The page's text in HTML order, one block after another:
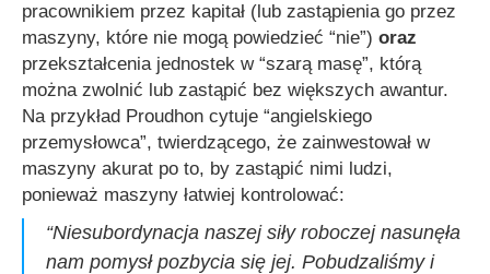
pracownikiem przez kapitał (lub zastąpienia go przez
maszyny, które nie mogą powiedzieć “nie”) oraz
przekształcenia jednostek w “szarą masę”, którą
można zwolnić lub zastąpić bez większych awantur.
Na przykład Proudhon cytuje “angielskiego
przemysłowca”, twierdzącego, że zainwestował w
maszyny akurat po to, by zastąpić nimi ludzi,
ponieważ maszyny łatwiej kontrolować:
“Niesubordynacja naszej siły roboczej nasunęła
nam pomysł pozbycia się jej. Pobudzaliśmy i